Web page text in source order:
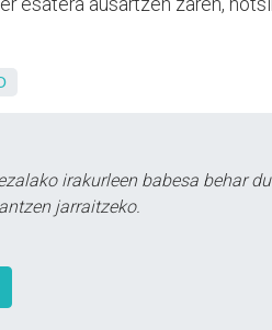
irakurleen babesa behar
jarraitzeko.